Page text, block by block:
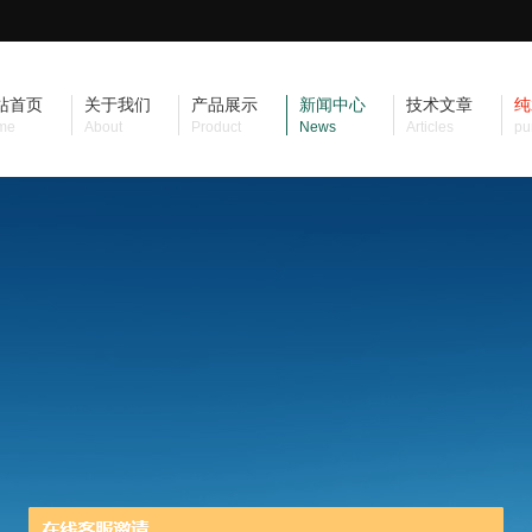
首页 关于我们
About
产品展示
Product
新闻中心
News
技术文章
Articles